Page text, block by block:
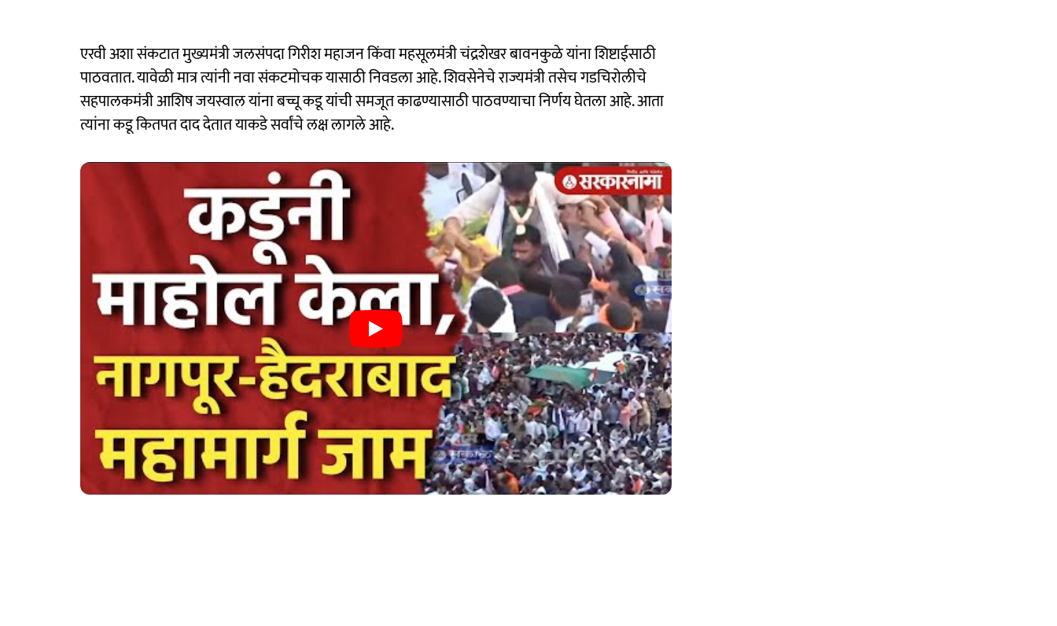
एरवी अशा संकटात मुख्यमंत्री जलसंपदा गिरीश महाजन किंवा महसूलमंत्री चंद्रशेखर बावनकुळे यांना शिष्टाईसाठी
पाठवतात. यावेळी मात्र त्यांनी नवा संकटमोचक यासाठी निवडला आहे. शिवसेनेचे राज्यमंत्री तसेच गडचिरोलीचे
सहपालकमंत्री आशिष जयस्वाल यांना बच्चू कडू यांची समजूत काढण्यासाठी पाठवण्याचा निर्णय घेतला आहे. आता
त्यांना कडू कितपत दाद देतात याकडे सर्वांचे लक्ष लागले आहे.